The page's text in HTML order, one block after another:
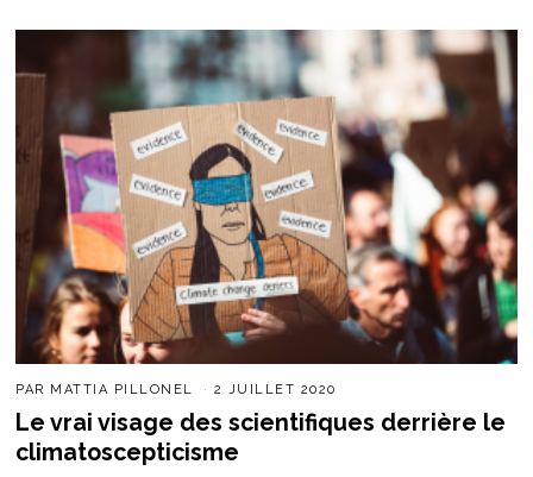
PAR MATTIA PILLONEL 2 JUILLET 2020
Le vrai visage des scientifiques derrière le
climatoscepticisme